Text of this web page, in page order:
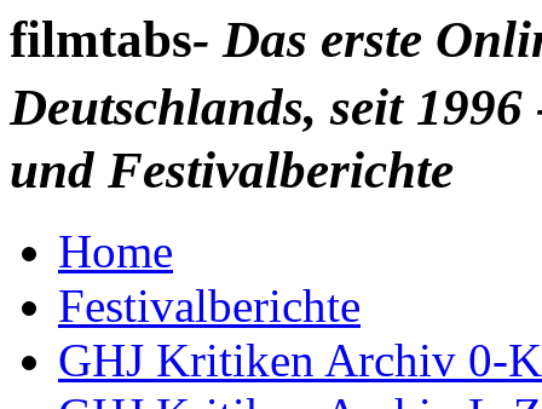
filmtabs- Das erste
Deutschlands, seit
und Festivalberichte
Home
Festivalberichte
GHJ Kritiken Archiv 0-K